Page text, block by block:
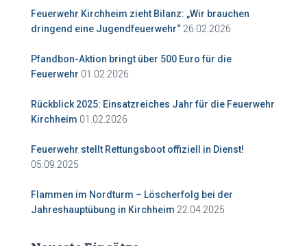
Feuerwehr Kirchheim zieht Bilanz: „Wir brauchen
dringend eine Jugendfeuerwehr“ 26.02.2026
Pfandbon-Aktion bringt über 500 Euro für die
Feuerwehr 01.02.2026
Rückblick 2025: Einsatzreiches Jahr für die Feuerwehr
Kirchheim 01.02.2026
Feuerwehr stellt Rettungsboot offiziell in Dienst!
05.09.2025
Flammen im Nordturm – Löscherfolg bei der
Jahreshauptübung in Kirchheim 22.04.2025